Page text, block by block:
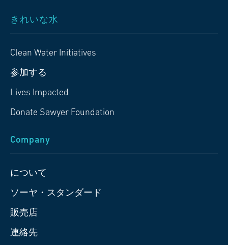
きれいな水
Clean Water Initiatives
参加する
Lives Impacted
Donate Sawyer Foundation
Company
について
ソーヤ・スタンダード
販売店
連絡先